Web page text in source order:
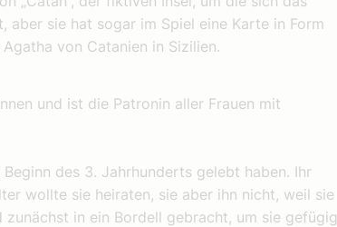
aber sie hat sogar im Spiel eine Karte in Form
von Catanien in Sizilien.
und ist die Patronin aller Frauen mit
des 3. Jahrhunderts gelebt haben. Ihr
wollte sie heiraten, sie aber ihn nicht, weil sie
in ein Bordell gebracht, um sie gefügig